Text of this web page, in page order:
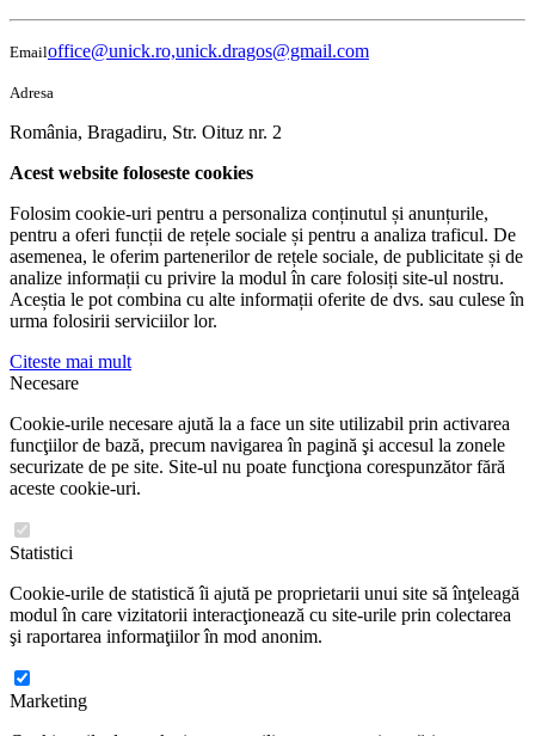
Emailoffice@unick.ro,unick.dragos@gmail.com
Adresa
România, Bragadiru, Str. Oituz nr. 2
Acest website foloseste cookies
Folosim cookie-uri pentru a personaliza conținutul și anunțurile,
pentru a oferi funcții de rețele sociale și pentru a analiza traficul. De
asemenea, le oferim partenerilor de rețele sociale, de publicitate și de
analize informații cu privire la modul în care folosiți site-ul nostru.
Aceștia le pot combina cu alte informații oferite de dvs. sau culese în
urma folosirii serviciilor lor.
Citeste mai mult
Necesare
Cookie-urile necesare ajută la a face un site utilizabil prin activarea
funcţiilor de bază, precum navigarea în pagină şi accesul la zonele
securizate de pe site. Site-ul nu poate funcţiona corespunzător fără
aceste cookie-uri.
Statistici
Cookie-urile de statistică îi ajută pe proprietarii unui site să înţeleagă
modul în care vizitatorii interacţionează cu site-urile prin colectarea
şi raportarea informaţiilor în mod anonim.
Marketing